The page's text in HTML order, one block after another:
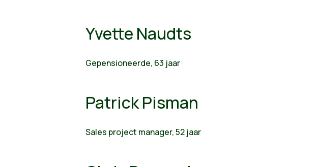
Yvette Naudts
Gepensioneerde, 63 jaar
Patrick Pisman
Sales project manager, 52 jaar